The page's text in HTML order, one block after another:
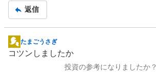
返信
掲
示
たまごうさぎ
コツンしましたか
投資の参考になりましたか？